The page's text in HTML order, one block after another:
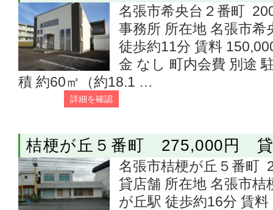
名張市希央台２番町
事務所 所在地 名張市希
徒歩約11分 賃料
金 なし 町内会費 別
積 約60㎡（約18.1 …
詳細を確認
桔梗が丘５番町 275,000円
名張市桔梗が丘５番町
貸店舗 所在地 名張市桔
が丘駅 徒歩約16分 賃